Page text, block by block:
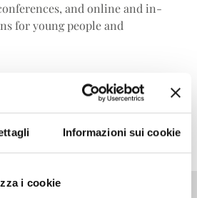
Informazioni sui cookie
i cookie
and online and in-
for young people and
no events scheduled)